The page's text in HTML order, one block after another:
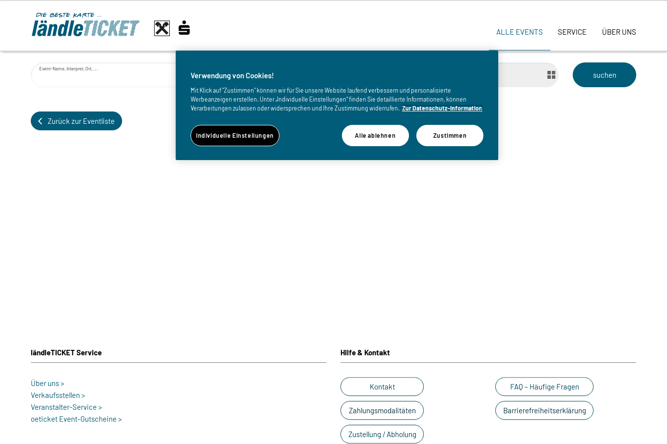
ALLE EVENTS SERVICE ÜBER UNS
Event-Name, Interpret, Ort, ...
Zurück zur Eventliste
ländleTICKET Service
Über uns >
Verkaufsstellen >
Veranstalter-Service >
oeticket Event-Gutscheine >
Hilfe & Kontakt
Kontakt
Zahlungsmodalitäten
Zustellung / Abholung
FAQ – Häufige Fragen
Barrierefreiheitserklärung
Verwendung von Cookies!
Mit Klick auf "Zustimmen" können wir für Sie unsere Website laufend verbessern und personalisierte
Werbeanzeigen erstellen. Unter „Individuelle Einstellungen“ finden Sie detaillierte Informationen, können
Verarbeitungen zulassen oder widersprechen und Ihre Zustimmung widerrufen. Zur Datenschutz-Information
Alle ablehnen Zustimmen
Individuelle Einstellungen